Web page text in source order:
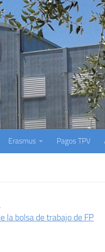
Erasmus Pagos TPV
la bolsa de trabajo de FP